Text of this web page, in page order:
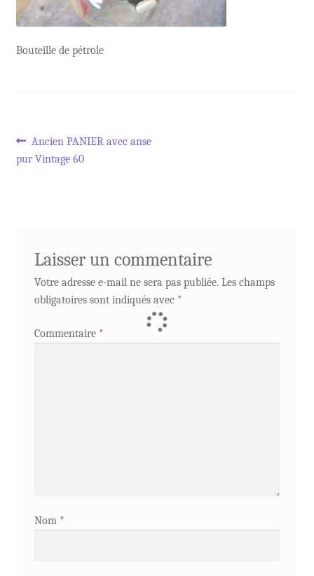
Bouteille de pétrole
Navigation
de
Article
précédent :
Ancien PANIER avec anse
pur Vintage 60
Laisser un commentaire
Votre adresse e-mail ne sera pas publiée. Les champs
obligatoires sont indiqués avec *
Commentaire *
Nom *